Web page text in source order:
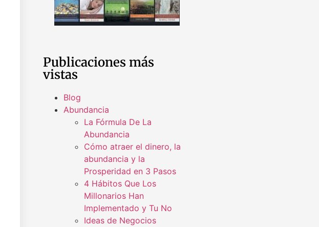
Publicaciones más
vistas
Blog
Abundancia
La Fórmula De La
Abundancia
Cómo atraer el dinero, la
abundancia y la
Prosperidad en 3 Pasos
4 Hábitos Que Los
Millonarios Han
Implementado y Tu No
Ideas de Negocios